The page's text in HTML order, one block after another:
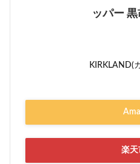
ッパー
KIRKLAND(
楽天